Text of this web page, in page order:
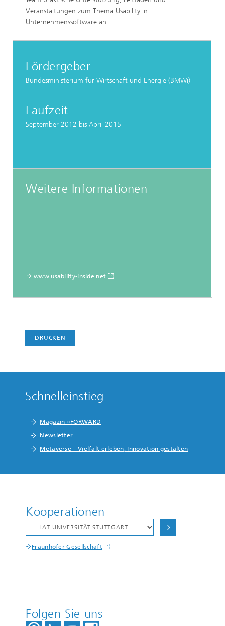
Veranstaltungen zum Thema Usability in
Unternehmenssoftware an.
Fördergeber
Bundesministerium für Wirtschaft und Energie (BMWi)
Laufzeit
September 2012 bis April 2015
Weitere Informationen
www.usability-inside.net
DRUCKEN
Schnelleinstieg
Magazin »FORWARD
Newsletter
Metaverse – Vielfalt erleben, Innovation gestalten
Kooperationen
Fraunhofer Gesellschaft
Folgen Sie uns